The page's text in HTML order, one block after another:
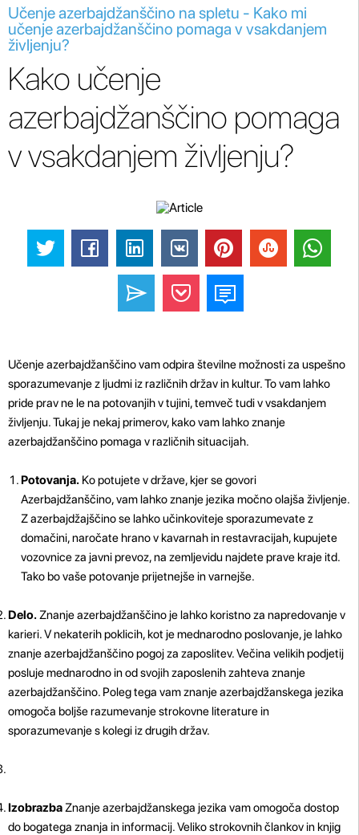
Učenje azerbajdžanščino na spletu - Kako mi
učenje azerbajdžanščino pomaga v vsakdanjem
življenju?
Kako učenje
azerbajdžanščino pomaga
v vsakdanjem življenju?
Učenje azerbajdžanščino vam odpira številne možnosti za uspešno
sporazumevanje z ljudmi iz različnih držav in kultur. To vam lahko
pride prav ne le na potovanjih v tujini, temveč tudi v vsakdanjem
življenju. Tukaj je nekaj primerov, kako vam lahko znanje
azerbajdžanščino pomaga v različnih situacijah.
Potovanja. Ko potujete v države, kjer se govori
Azerbajdžanščino, vam lahko znanje jezika močno olajša življenje.
Z azerbajdžajščino se lahko učinkoviteje sporazumevate z
domačini, naročate hrano v kavarnah in restavracijah, kupujete
vozovnice za javni prevoz, na zemljevidu najdete prave kraje itd.
Tako bo vaše potovanje prijetnejše in varnejše.
Delo. Znanje azerbajdžanščino je lahko koristno za napredovanje v
karieri. V nekaterih poklicih, kot je mednarodno poslovanje, je lahko
znanje azerbajdžanščino pogoj za zaposlitev. Večina velikih podjetij
posluje mednarodno in od svojih zaposlenih zahteva znanje
azerbajdžanščino. Poleg tega vam znanje azerbajdžanskega jezika
omogoča boljše razumevanje strokovne literature in
sporazumevanje s kolegi iz drugih držav.
Izobrazba Znanje azerbajdžanskega jezika vam omogoča dostop
do bogatega znanja in informacij. Veliko strokovnih člankov in knjig